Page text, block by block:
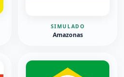
SIMULADO
Amazonas